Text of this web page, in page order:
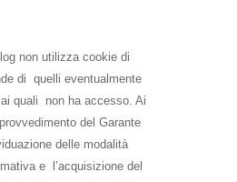
non utilizza cookie di
di quelli eventualmente
quali non ha accesso. Ai
del Garante
delle modalità
e l’acquisizione del